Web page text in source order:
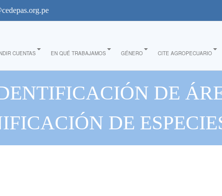
CUENTAS EN QUÉ TRABAJAMOS GÉNERO CITE AGROPECUARIO
DE
DE